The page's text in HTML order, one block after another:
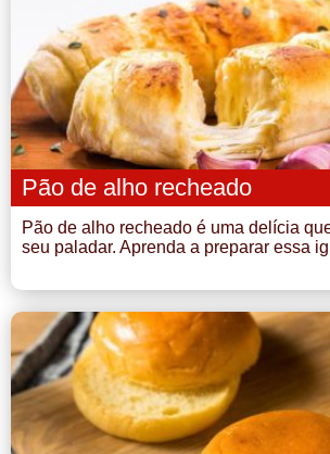
Pão de alho recheado
Pão de alho recheado é uma delícia
seu paladar. Aprenda a preparar essa